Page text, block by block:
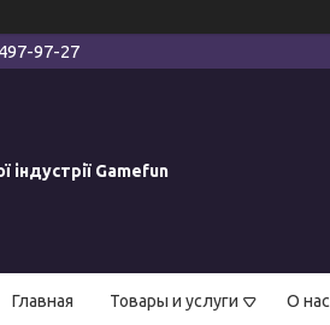
97-27
індустрії Gamefun
Главная Товары и услуги О нас